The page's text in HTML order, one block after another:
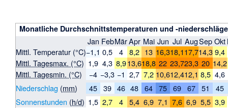
Monatliche Durchschnittstemperaturen und -
Jan FebMärApr Mai Jun Jul AugSep Okt
Mittl. Temperatur (°C)−1,1 0,5 4 8,2 13 16,318,117,714,3 9,4
Mittl. Tagesmax. (°C) 1,9 4,3 8,913,618,8 22 23,723,3 20 14,2
Mittl. Tagesmin. (°C)
−4 −3,3 −1 2,7 7,2 10,612,412,1 8,5 4,6
Niederschlag (mm) 45 39 46 48 64 75 69 67 51
45
Sonnenstunden (h/d) 1,5 2,7 4 5,4 6,9 7,1 7,6 6,9 5,5 3,9